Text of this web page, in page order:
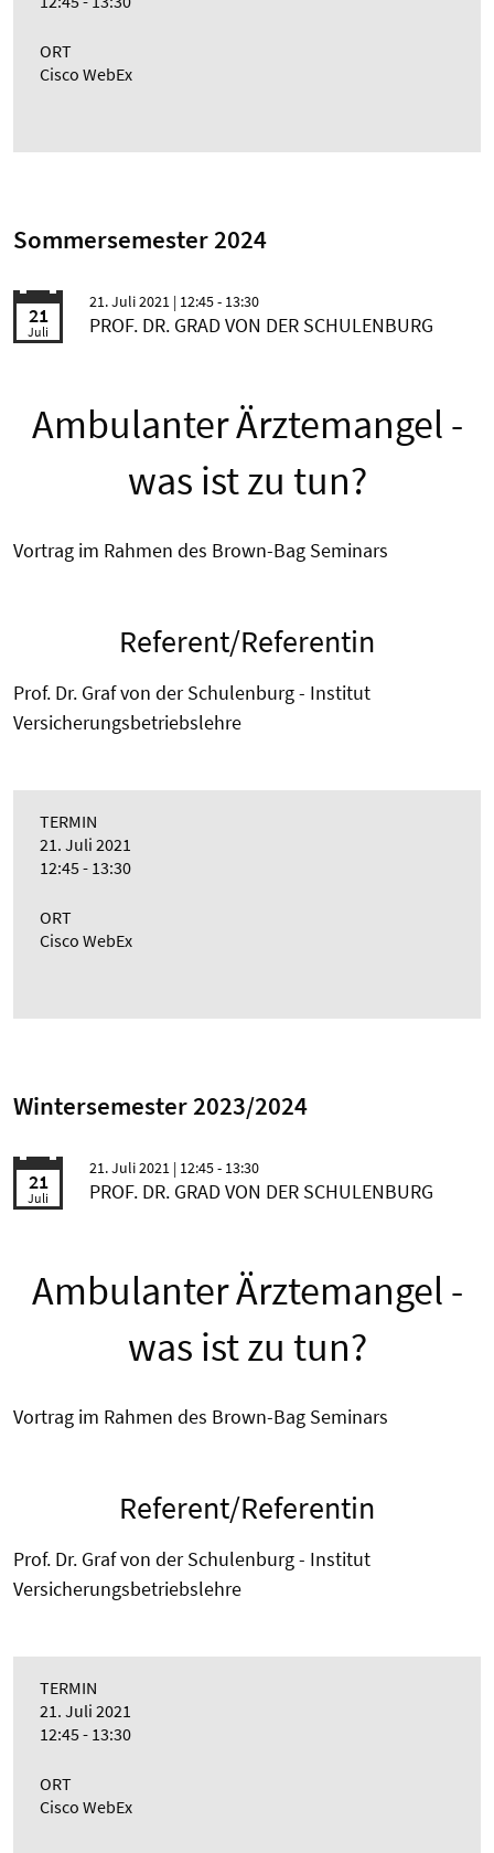
ORT
Cisco WebEx
Sommersemester 2024
21
Juli
21. Juli 2021 | 12:45 - 13:30
PROF. DR. GRAD VON DER SCHULENBURG
Ambulanter Ärztemangel -
was ist zu tun?
Vortrag im Rahmen des Brown-Bag Seminars
Referent/Referentin
Prof. Dr. Graf von der Schulenburg - Institut
Versicherungsbetriebslehre
TERMIN
21. Juli 2021
12:45 - 13:30
ORT
Cisco WebEx
Wintersemester 2023/2024
21
Juli
21. Juli 2021 | 12:45 - 13:30
PROF. DR. GRAD VON DER SCHULENBURG
Ambulanter Ärztemangel -
was ist zu tun?
Vortrag im Rahmen des Brown-Bag Seminars
Referent/Referentin
Prof. Dr. Graf von der Schulenburg - Institut
Versicherungsbetriebslehre
TERMIN
21. Juli 2021
12:45 - 13:30
ORT
Cisco WebEx